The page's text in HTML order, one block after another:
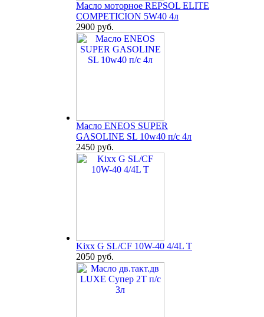
Масло моторное REPSOL ELITE
COMPETICION 5W40 4л
2900 руб.
Масло ENEOS SUPER
GASOLINE SL 10w40 п/с 4л
2450 руб.
Kixx G SL/CF 10W-40 4/4L T
2050 руб.